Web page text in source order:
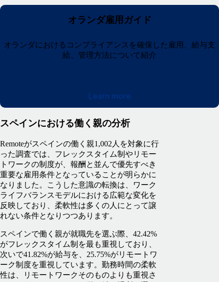
オランダ雇用ガイド
オランダにおけるコンプライアンスを確保した雇用、給与支
給、管理方法について紹介
Learn more
スペインにおける働く親の分析
Remoteがスペインの働く親1,002人を対象に行
った調査では、フレックスタイム制やリモー
トワークの制度が、報酬と並んで優先すべき
重要な雇用条件となっていることが明らかに
なりました。こうした意識の転換は、ワーク
ライフバランスモデルにおける広範な変化を
反映しており、柔軟性は多くの人にとって譲
れない条件となりつつあります。
スペインで働く親が就職先を選ぶ際、42.42%
がフレックスタイム制を最も重視しており、
次いで41.82%が給与を、25.75%がリモートワ
ーク制度を重視しています。勤務時間の柔軟
性は、リモートワークそのものよりも重視さ